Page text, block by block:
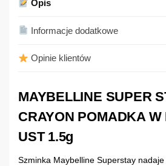
Opis
Informacje dodatkowe
Opinie klientów
MAYBELLINE SUPER
CRAYON POMADKA
UST 1.5g
Szminka Maybelline Superstay nadaje